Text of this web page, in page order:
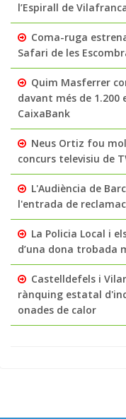
l’Espirall de
Coma-ruga
Safari de les
Quim Masferrer
davant més de
CaixaBank
Neus Ortiz fou
concurs televisiu de
L'Audiència de
l'entrada de
La Policia Local i
d’una dona trobada
Castelldefels i
rànquing estatal
onades de calor